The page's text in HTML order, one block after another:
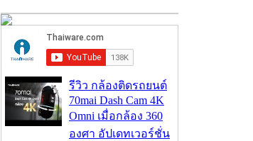
รีวิว กล้องติดรถยนต์
70mai Dash Cam 4K
Omni เมื่อกล้อง 360
องศา อัปเดทเวอร์ชั่น